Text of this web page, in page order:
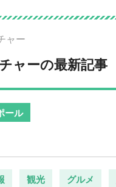
ャー
ャーの最新記事
ール
観光 グルメ